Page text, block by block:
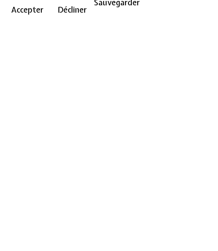
Accepter
Décliner
Sauvegarder